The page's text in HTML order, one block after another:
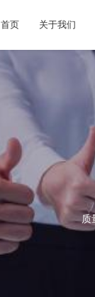
首页 关于我们
质